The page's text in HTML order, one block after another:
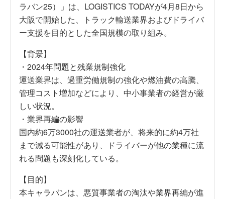
ラバン25）」は、LOGISTICS TODAYが4月8日から
大阪で開始した、トラック輸送業界およびドライバ
ー支援を目的とした全国規模の取り組み。
【背景】
・2024年問題と残業規制強化
運送業界は、過重労働規制の強化や燃油費の高騰、
管理コスト増加などにより、中小事業者の経営が厳
しい状況。
・業界再編の影響
国内約6万3000社の運送業者が、将来的に約4万社
まで減る可能性があり、ドライバーが他の業種に流
れる問題も深刻化している。
【目的】
本キャラバンは、悪質事業者の淘汰や業界再編が進